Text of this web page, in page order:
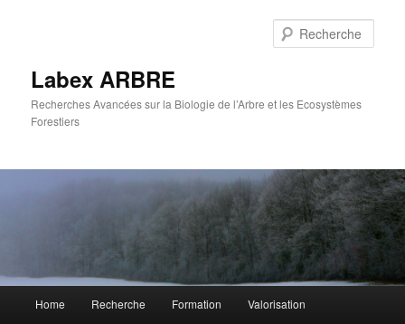
Labex ARBRE
Recherches Avancées sur la Biologie de l’Arbre et les Ecosystèmes
Forestiers
principal
Aller
Home Recherche Formation Valorisation